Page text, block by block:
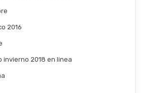
2016
2018 en linea